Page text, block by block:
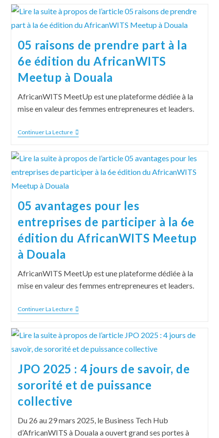
05 raisons de prendre part à la
6e édition du AfricanWITS
Meetup à Douala
AfricanWITS MeetUp est une plateforme dédiée à la
mise en valeur des femmes entrepreneures et leaders.
Continuer La Lecture
05 avantages pour les
entreprises de participer à la 6e
édition du AfricanWITS Meetup
à Douala
AfricanWITS MeetUp est une plateforme dédiée à la
mise en valeur des femmes entrepreneures et leaders.
Continuer La Lecture
JPO 2025 : 4 jours de savoir, de
sororité et de puissance
collective
Du 26 au 29 mars 2025, le Business Tech Hub
d’AfricanWITS à Douala a ouvert grand ses portes à